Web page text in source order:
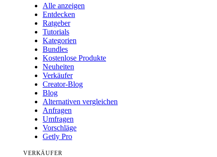
Alle anzeigen
Entdecken
Ratgeber
Tutorials
Kategorien
Bundles
Kostenlose Produkte
Neuheiten
Verkäufer
Creator-Blog
Blog
Alternativen vergleichen
Anfragen
Umfragen
Vorschläge
Getly Pro
VERKÄUFER